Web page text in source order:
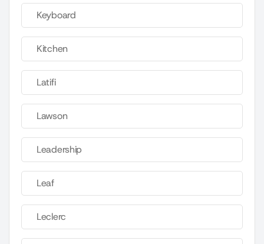
Keyboard
Kitchen
Latifi
Lawson
Leadership
Leaf
Leclerc